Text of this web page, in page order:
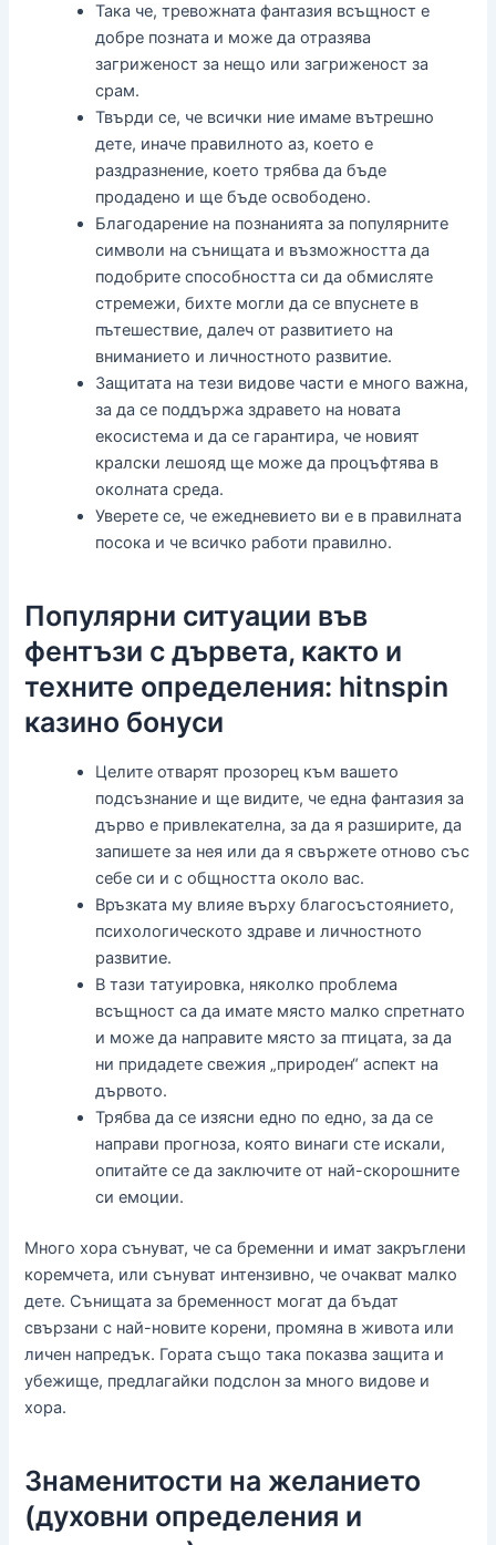
Така че, тревожната фантазия всъщност е
добре позната и може да отразява
загриженост за нещо или загриженост за
срам.
Твърди се, че всички ние имаме вътрешно
дете, иначе правилното аз, което е
раздразнение, което трябва да бъде
продадено и ще бъде освободено.
Благодарение на познанията за популярните
символи на сънищата и възможността да
подобрите способността си да обмисляте
стремежи, бихте могли да се впуснете в
пътешествие, далеч от развитието на
вниманието и личностното развитие.
Защитата на тези видове части е много важна,
за да се поддържа здравето на новата
екосистема и да се гарантира, че новият
кралски лешояд ще може да процъфтява в
околната среда.
Уверете се, че ежедневието ви е в правилната
посока и че всичко работи правилно.
Популярни ситуации във
фентъзи с дървета, както и
техните определения: hitnspin
казино бонуси
Целите отварят прозорец към вашето
подсъзнание и ще видите, че една фантазия за
дърво е привлекателна, за да я разширите, да
запишете за нея или да я свържете отново със
себе си и с общността около вас.
Връзката му влияе върху благосъстоянието,
психологическото здраве и личностното
развитие.
В тази татуировка, няколко проблема
всъщност са да имате място малко спретнато
и може да направите място за птицата, за да
ни придадете свежия „природен“ аспект на
дървото.
Трябва да се изясни едно по едно, за да се
направи прогноза, която винаги сте искали,
опитайте се да заключите от най-скорошните
си емоции.
Много хора сънуват, че са бременни и имат закръглени
коремчета, или сънуват интензивно, че очакват малко
дете. Сънищата за бременност могат да бъдат
свързани с най-новите корени, промяна в живота или
личен напредък. Гората също така показва защита и
убежище, предлагайки подслон за много видове и
хора.
Знаменитости на желанието
(духовни определения и